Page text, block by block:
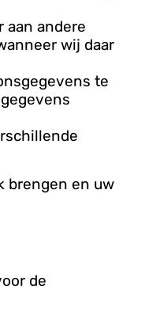
aan andere
wij daar
te
brengen en uw
de